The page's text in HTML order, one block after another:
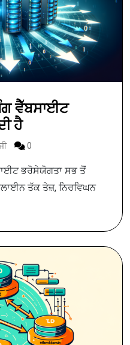
ਵੈੱਬਸਾਈਟ
ਹੈ
0
ਭਰੋਸੇਯੋਗਤਾ ਸਭ ਤੋਂ
ਤੱਕ ਤੇਜ਼, ਨਿਰਵਿਘਨ